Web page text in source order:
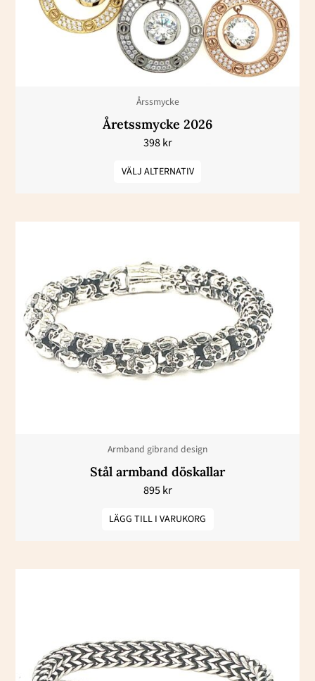
Årssmycke
Åretssmycke 2026
398kr
VÄLJ ALTERNATIV
De
olika
alternativen
kan
på
produktsidan
Armband gibrand design
Stål armband döskallar
895kr
LÄGG TILL I VARUKORG